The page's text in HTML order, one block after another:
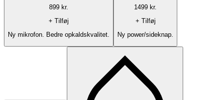
899 kr.
+ Tilføj
Ny mikrofon. Bedre opkaldskvalitet.
1499 kr.
+ Tilføj
Ny power/sideknap.